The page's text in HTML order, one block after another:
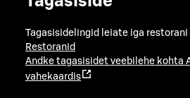
Tagasisidelingid leiate iga
Restoranid
Andke tagasisidet veebilehe kohta
vahekaardis